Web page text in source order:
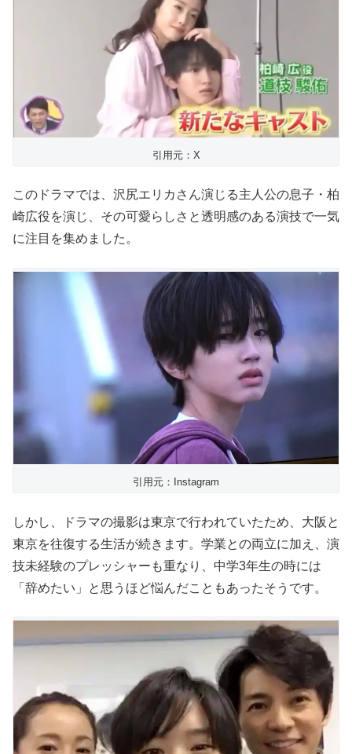
引用元：X
このドラマでは、沢尻エリカさん演じる主人公の息子・柏
崎広役を演じ、その可愛らしさと透明感のある演技で一気
に注目を集めました。
引用元：Instagram
しかし、ドラマの撮影は東京で行われていたため、大阪と
東京を往復する生活が続きます。学業との両立に加え、演
技未経験のプレッシャーも重なり、中学3年生の時には
「辞めたい」と思うほど悩んだこともあったそうです。